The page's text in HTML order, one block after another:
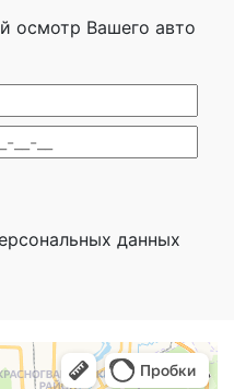
осмотр Вашего авто
данных